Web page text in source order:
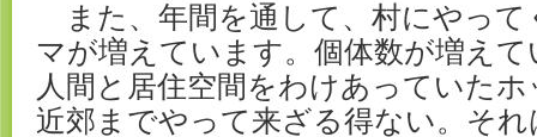
また、年間を通して、村にやって
マが増えています。個体数が増え
人間と居住空間をわけあっていた
近郊までやって来ざる得ない。そ